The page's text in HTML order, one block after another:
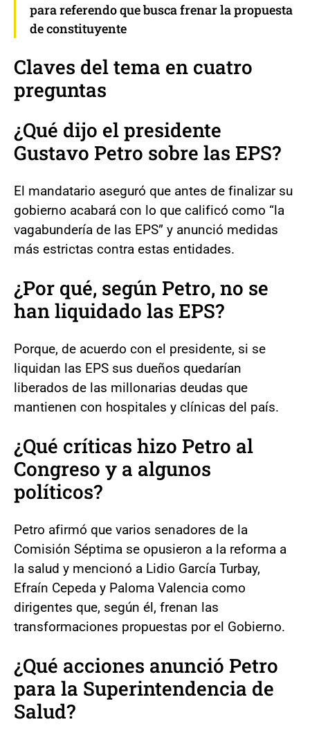
para referendo que busca frenar la propuesta
de constituyente
Claves del tema en cuatro
preguntas
¿Qué dijo el presidente
Gustavo Petro sobre las EPS?
El mandatario aseguró que antes de finalizar su
gobierno acabará con lo que calificó como “la
vagabundería de las EPS” y anunció medidas
más estrictas contra estas entidades.
¿Por qué, según Petro, no se
han liquidado las EPS?
Porque, de acuerdo con el presidente, si se
liquidan las EPS sus dueños quedarían
liberados de las millonarias deudas que
mantienen con hospitales y clínicas del país.
¿Qué críticas hizo Petro al
Congreso y a algunos
políticos?
Petro afirmó que varios senadores de la
Comisión Séptima se opusieron a la reforma a
la salud y mencionó a Lidio García Turbay,
Efraín Cepeda y Paloma Valencia como
dirigentes que, según él, frenan las
transformaciones propuestas por el Gobierno.
¿Qué acciones anunció Petro
para la Superintendencia de
Salud?